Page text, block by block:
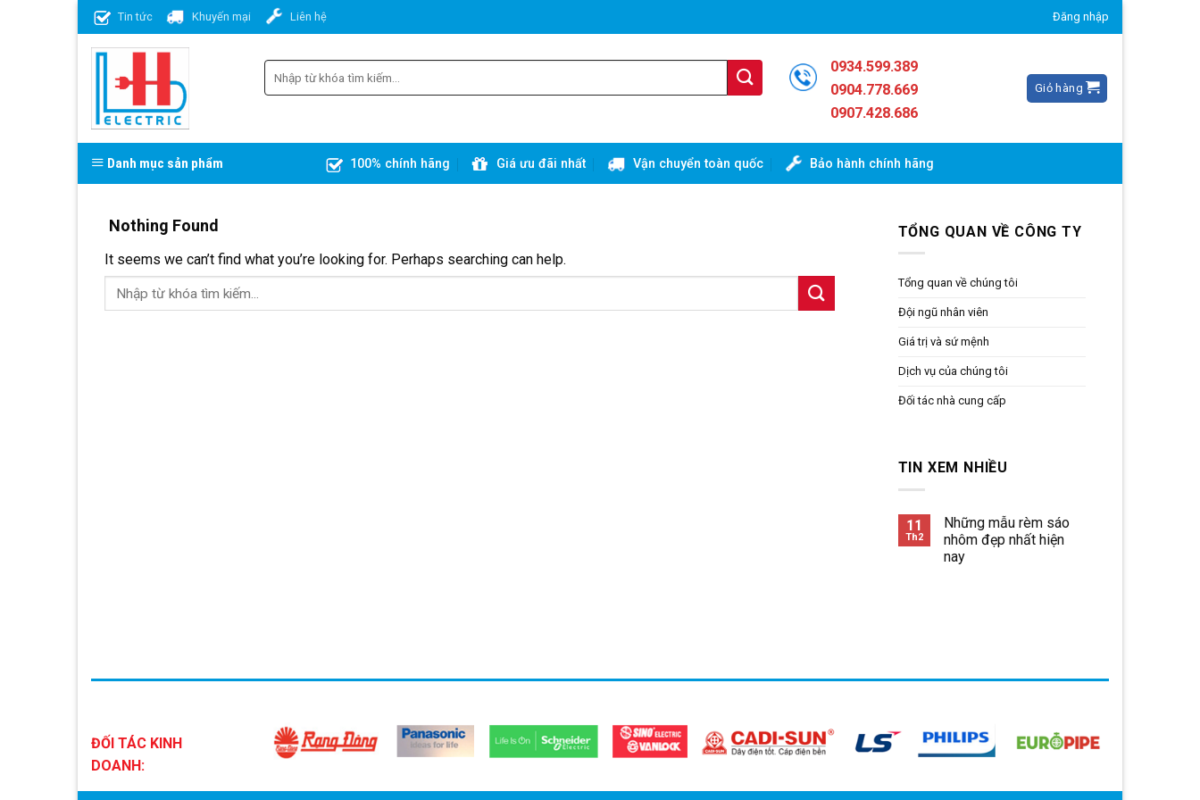
Skip
to
content
Tin tức Khuyến mại Liên hệ Đăng nhập
0934.599.389
0904.778.669
0907.428.686
Giỏ hàng
Danh mục sản phẩm 100% chính hãng Giá ưu đãi nhất Vận chuyển toàn quốc Bảo hành chính hãng
Nothing Found
It seems we can’t find what you’re looking for. Perhaps searching can help.
TỔNG QUAN VỀ CÔNG TY
Tổng quan về chúng tôi
Đội ngũ nhân viên
Giá trị và sứ mệnh
Dịch vụ của chúng tôi
Đối tác nhà cung cấp
TIN XEM NHIỀU
11
Th2
Những mẫu rèm sáo
nhôm đẹp nhất hiện
nay
ĐỐI TÁC KINH
DOANH: